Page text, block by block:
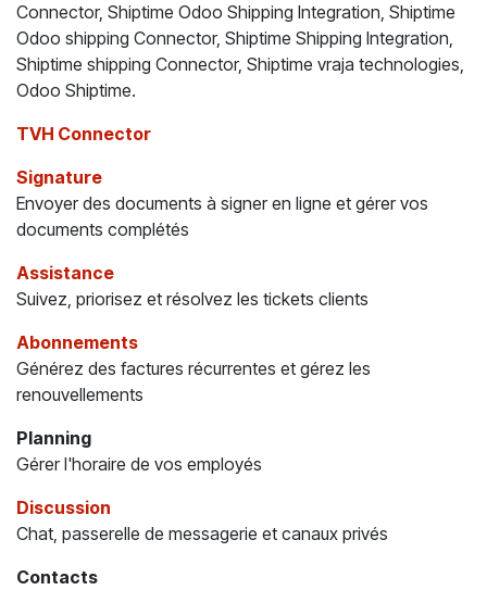
Connector, Shiptime Odoo Shipping Integration, Shiptime
Odoo shipping Connector, Shiptime Shipping Integration,
Shiptime shipping Connector, Shiptime vraja technologies,
Odoo Shiptime.
TVH Connector
Signature
Envoyer des documents à signer en ligne et gérer vos
documents complétés
Assistance
Suivez, priorisez et résolvez les tickets clients
Abonnements
Générez des factures récurrentes et gérez les
renouvellements
Planning
Gérer l'horaire de vos employés
Discussion
Chat, passerelle de messagerie et canaux privés
Contacts